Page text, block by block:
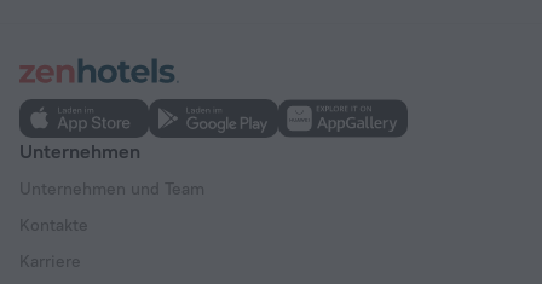
Unternehmen
Unternehmen und Team
Kontakte
Karriere